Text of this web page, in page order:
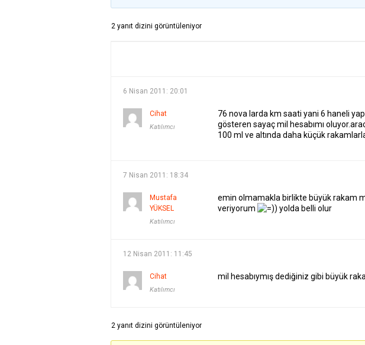
2 yanıt dizini görüntüleniyor
6 Nisan 2011: 20:01
Cihat
Katılımcı
76 nova larda km saati yani 6 haneli
gösteren sayaç mil hesabımı
100 ml ve altında daha küçük
7 Nisan 2011: 18:34
Mustafa
YÜKSEL
Katılımcı
emin olmamakla birlikte büyük rakam
veriyorum
) yolda belli olur
12 Nisan 2011: 11:45
Cihat
Katılımcı
mil hesabıymış dediğiniz gibi büyük
2 yanıt dizini görüntüleniyor